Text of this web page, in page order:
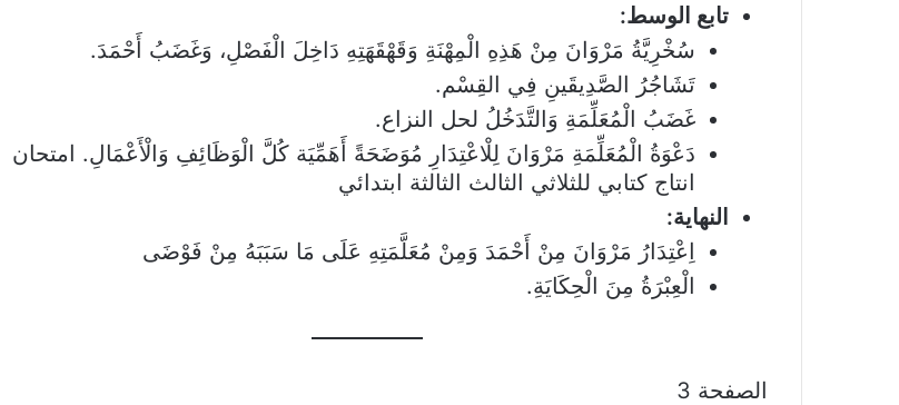
تابع الوسط:
سُخْرِيَّةُ مَرْوَانَ مِنْ هَذِهِ الْمِهْنَةِ وَقَهْقَهَتِهِ دَاخِلَ الْفَصْلِ، وَغَضَبُ أَحْمَدَ.
تَشَاجُرُ الصَّدِيقَينِ فِي القِسْم.
غَضَبُ الْمُعَلِّمَةِ وَالتَّدَخُلُ لحل النزاع.
دَعْوَةُ الْمُعَلِّمَةِ مَرْوَانَ لِلْاعْتِدَارِ مُوَضَحَةً أَهَمِّيَة كُلَّ الْوَظَائِفِ وَالْأَعْمَالِ. امتحان
انتاج كتابي للثلاثي الثالث الثالثة ابتدائي
النهاية:
اِعْتِدَارُ مَرْوَانَ مِنْ أَحْمَدَ وَمِنْ مُعَلَّمَتِهِ عَلَى مَا سَبَبَهُ مِنْ فَوْضَى
الْعِبْرَةُ مِنَ الْحِكَايَةِ.
الصفحة 3